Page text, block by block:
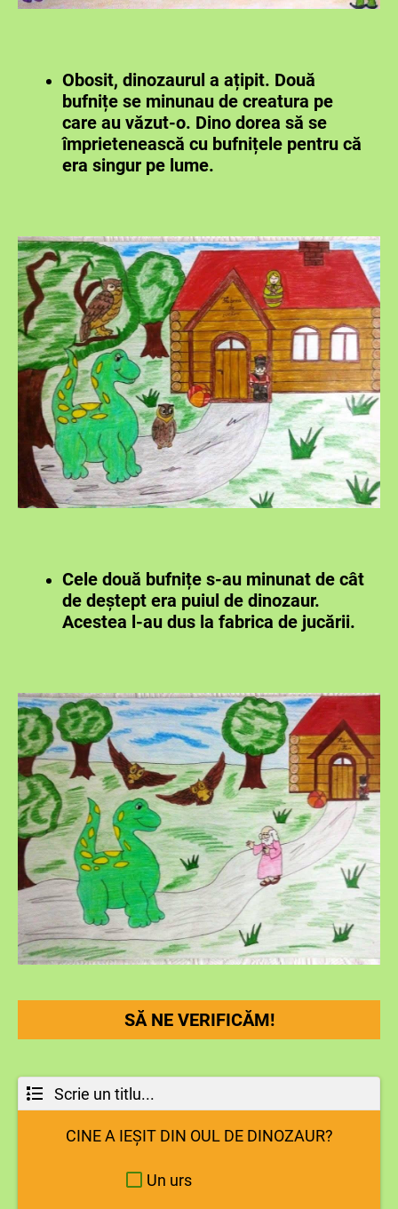
Obosit, dinozaurul a ațipit. Două
bufnițe se minunau de creatura pe
care au văzut-o. Dino dorea să se
împrietenească cu bufnițele pentru că
era singur pe lume.
Cele două bufnițe s-au minunat de cât
de deștept era puiul de dinozaur.
Acestea l-au dus la fabrica de jucării.
SĂ NE VERIFICĂM!
Scrie un titlu...
CINE A IEȘIT DIN OUL DE DINOZAUR?
Un urs